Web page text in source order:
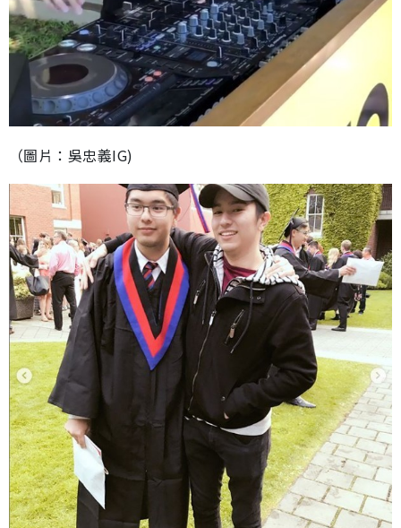
（圖片：吳忠義IG)